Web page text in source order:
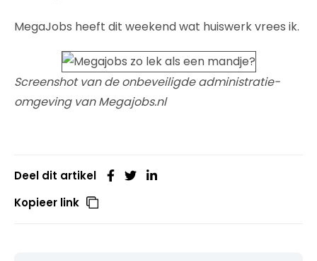
MegaJobs heeft dit weekend wat huiswerk vrees ik.
Screenshot van de onbeveiligde administratie-
omgeving van Megajobs.nl
Deel dit artikel
Kopieer link